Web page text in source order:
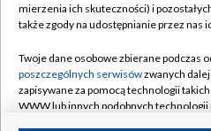
Naziemna Telewizja Cyfrowa
Rada Programowa
System NOS
mierzenia ich skuteczności) i
także zgody na udostępnianie przez nas
Twoje dane osobowe zbierane podczas
poszczególnych serwisówzwanych
zapisywane za pomocą technologii
WWW lub innych podobnych